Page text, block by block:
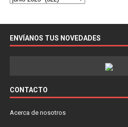
ENVÍANOS TUS NOVEDADES
CONTACTO
Acerca de nosotros